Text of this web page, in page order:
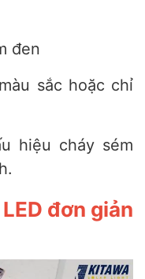
đen
sắc hoặc chỉ
hiệu cháy sém
đơn giản